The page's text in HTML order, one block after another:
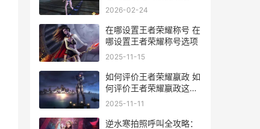
秘
2026-02-24
在哪设置王者荣耀称号 在
哪设置王者荣耀称号选项
2025-11-15
如何评价王者荣耀嬴政 如
何评价王者荣耀嬴政这个
英雄
2025-11-11
逆水寒拍照呼叫全攻略：